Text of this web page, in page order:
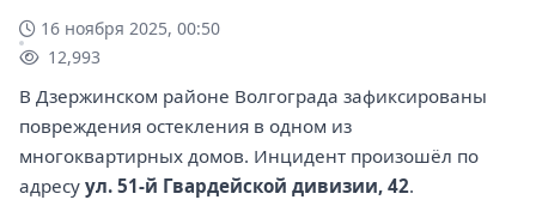
16 ноября 2025, 00:50
12,993
В Дзержинском районе Волгограда зафиксированы
повреждения остекления в одном из
многоквартирных домов. Инцидент произошёл по
адресу ул. 51-й Гвардейской дивизии, 42.